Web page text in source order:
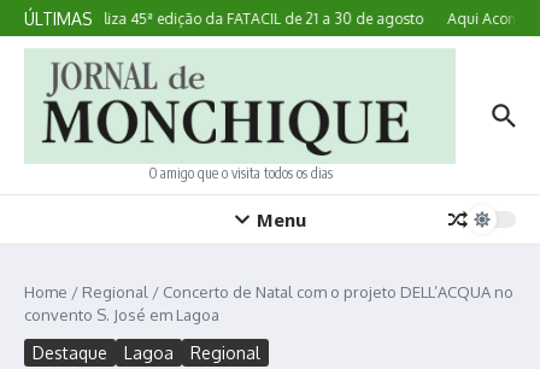
Ir para o conteúdo
ÚLTIMAS
Lagoa realiza 45ª edição da FATACIL de 21 a 30 de agosto Aqui
O amigo que o visita todos os dias
Menu
Home / Regional / Concerto de Natal com o projeto DELL’ACQUA no
convento S. José em Lagoa
Destaque Lagoa Regional